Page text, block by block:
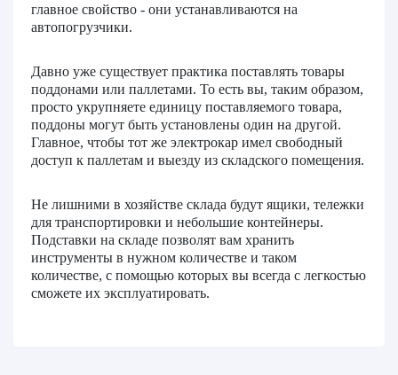
главное свойство - они устанавливаются на
автопогрузчики.
Давно уже существует практика поставлять товары
поддонами или паллетами. То есть вы, таким образом,
просто укрупняете единицу поставляемого товара,
поддоны могут быть установлены один на другой.
Главное, чтобы тот же электрокар имел свободный
доступ к паллетам и выезду из складского помещения.
Не лишними в хозяйстве склада будут ящики, тележки
для транспортировки и небольшие контейнеры.
Подставки на складе позволят вам хранить
инструменты в нужном количестве и таком
количестве, с помощью которых вы всегда с легкостью
сможете их эксплуатировать.